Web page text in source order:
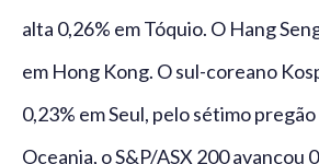
alta 0,26% em Tóquio. O Hang
em Hong Kong. O sul-coreano
0,23% em Seul, pelo sétimo
Oceania, o S&P/ASX 200 avançou